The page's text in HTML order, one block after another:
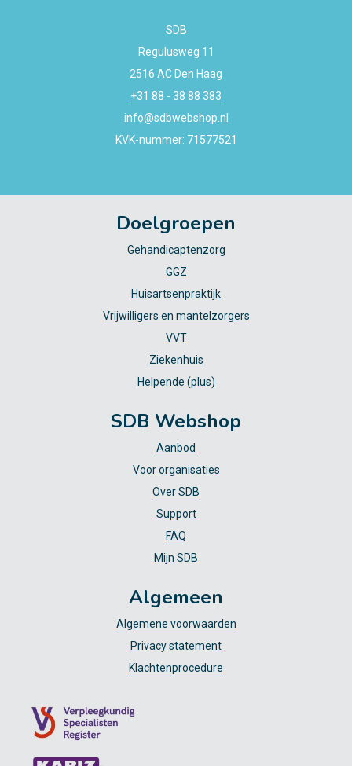
SDB
Regulusweg 11
2516 AC Den Haag
+31 88 - 38 88 383
info@sdbwebshop.nl
KVK-nummer: 71577521
Doelgroepen
Gehandicaptenzorg
GGZ
Huisartsenpraktijk
Vrijwilligers en mantelzorgers
VVT
Ziekenhuis
Helpende (plus)
SDB Webshop
Aanbod
Voor organisaties
Over SDB
Support
FAQ
Mijn SDB
Algemeen
Algemene voorwaarden
Privacy statement
Klachtenprocedure